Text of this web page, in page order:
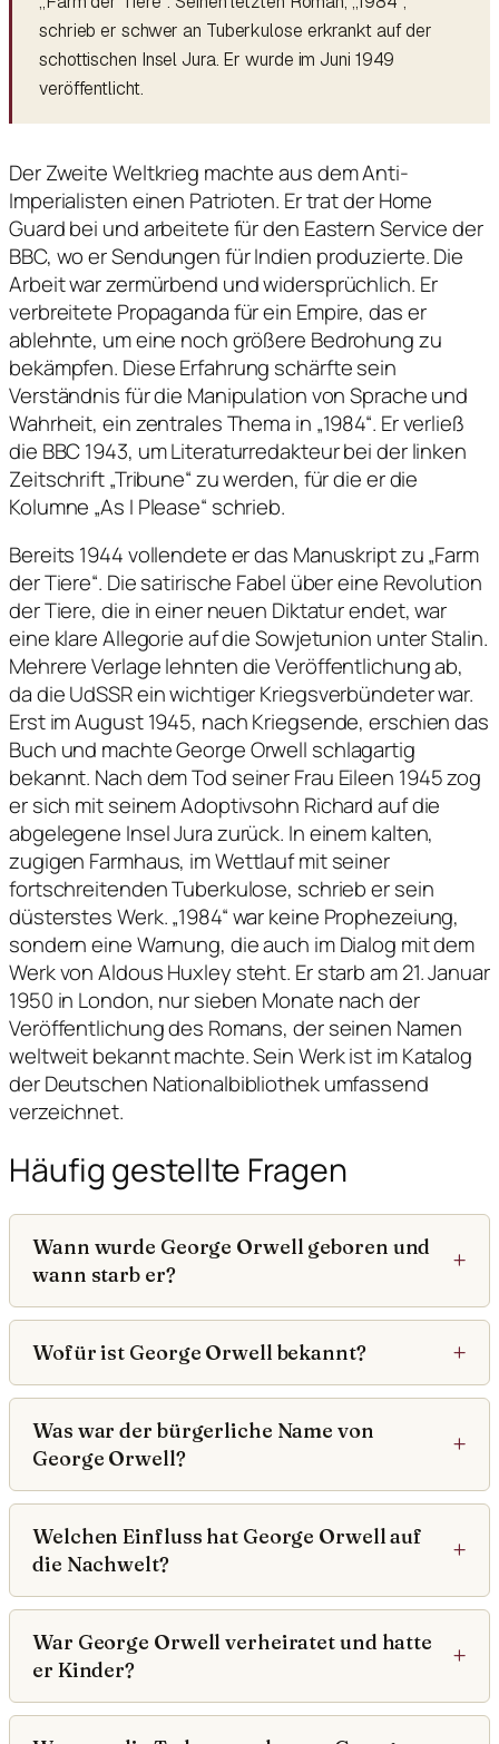
schrieb er schwer an Tuberkulose erkrankt auf der
schottischen Insel Jura. Er wurde im Juni 1949
veröffentlicht.
Der Zweite Weltkrieg machte aus dem Anti-
Imperialisten einen Patrioten. Er trat der Home
Guard bei und arbeitete für den Eastern Service der
BBC, wo er Sendungen für Indien produzierte. Die
Arbeit war zermürbend und widersprüchlich. Er
verbreitete Propaganda für ein Empire, das er
ablehnte, um eine noch größere Bedrohung zu
bekämpfen. Diese Erfahrung schärfte sein
Verständnis für die Manipulation von Sprache und
Wahrheit, ein zentrales Thema in „1984“. Er verließ
die BBC 1943, um Literaturredakteur bei der linken
Zeitschrift „Tribune“ zu werden, für die er die
Kolumne „As I Please“ schrieb.
Bereits 1944 vollendete er das Manuskript zu „Farm
der Tiere“. Die satirische Fabel über eine Revolution
der Tiere, die in einer neuen Diktatur endet, war
eine klare Allegorie auf die Sowjetunion unter Stalin.
Mehrere Verlage lehnten die Veröffentlichung ab,
da die UdSSR ein wichtiger Kriegsverbündeter war.
Erst im August 1945, nach Kriegsende, erschien das
Buch und machte George Orwell schlagartig
bekannt. Nach dem Tod seiner Frau Eileen 1945 zog
er sich mit seinem Adoptivsohn Richard auf die
abgelegene Insel Jura zurück. In einem kalten,
zugigen Farmhaus, im Wettlauf mit seiner
fortschreitenden Tuberkulose, schrieb er sein
düsterstes Werk. „1984“ war keine Prophezeiung,
sondern eine Warnung, die auch im Dialog mit dem
Werk von Aldous Huxley steht. Er starb am 21. Januar
1950 in London, nur sieben Monate nach der
Veröffentlichung des Romans, der seinen Namen
weltweit bekannt machte. Sein Werk ist im Katalog
der Deutschen Nationalbibliothek umfassend
verzeichnet.
Häufig gestellte Fragen
Wann wurde George Orwell geboren und
wann starb er?
Wofür ist George Orwell bekannt?
Was war der bürgerliche Name von
George Orwell?
Welchen Einfluss hat George Orwell auf
die Nachwelt?
War George Orwell verheiratet und hatte
er Kinder?